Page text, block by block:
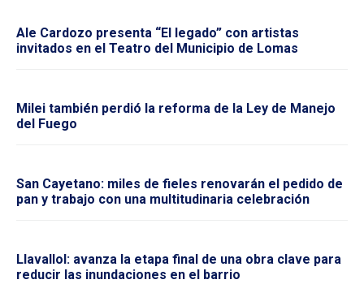
Ale Cardozo presenta “El legado” con artistas
invitados en el Teatro del Municipio de Lomas
Milei también perdió la reforma de la Ley de Manejo
del Fuego
San Cayetano: miles de fieles renovarán el pedido de
pan y trabajo con una multitudinaria celebración
Llavallol: avanza la etapa final de una obra clave para
reducir las inundaciones en el barrio